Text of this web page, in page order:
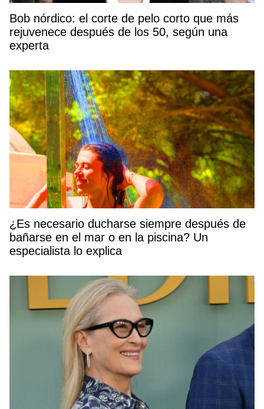
Bob nórdico: el corte de pelo corto que más
rejuvenece después de los 50, según una
experta
¿Es necesario ducharse siempre después de
bañarse en el mar o en la piscina? Un
especialista lo explica